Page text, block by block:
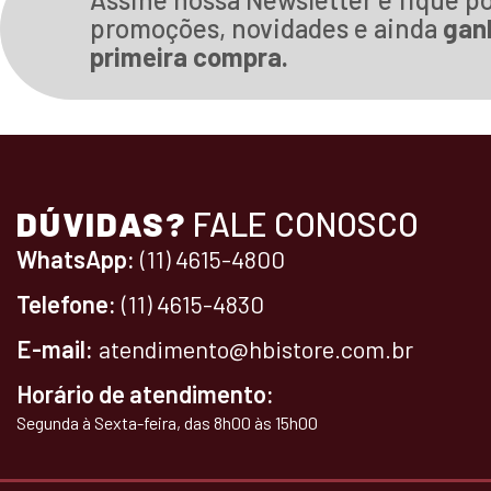
promoções, novidades e ainda
primeira compra.
DÚVIDAS? FALE CONOSCO
WhatsApp: (11) 4615-4800
Telefone: (11) 4615-4830
E-mail: atendimento@hbistore.com.br
Horário de atendimento:
Segunda à Sexta-feira, das 8h00 às 15h00